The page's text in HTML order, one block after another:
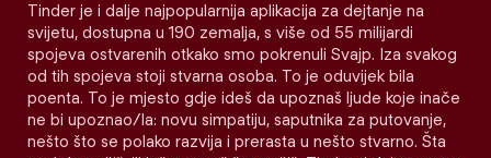
Tinder je i dalje najpopularnija aplikacija za dejtanje na
svijetu, dostupna u 190 zemalja, s više od 55 milijardi
spojeva ostvarenih otkako smo pokrenuli Svajp. Iza svakog
od tih spojeva stoji stvarna osoba. To je oduvijek bila
poenta. To je mjesto gdje ideš da upoznaš ljude koje inače
ne bi upoznao/la: novu simpatiju, saputnika za putovanje,
nešto što se polako razvija i prerasta u nešto stvarno. Šta